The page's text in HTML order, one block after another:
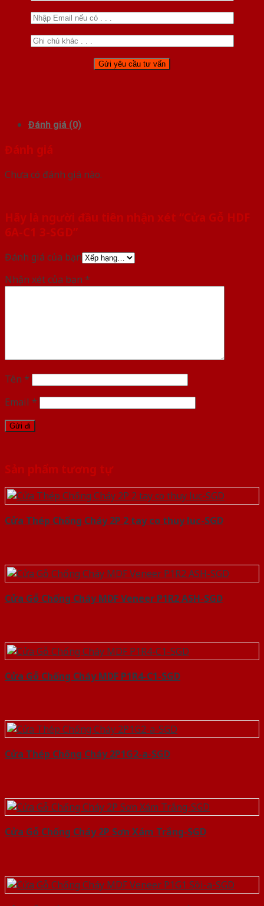
Đánh giá (0)
Đánh giá
Chưa có đánh giá nào.
Hãy là người đầu tiên nhận xét “Cửa Gỗ HDF
6A-C1 3-SGD”
Đánh giá của bạn
Nhận xét của bạn *
Tên *
Email *
Sản phẩm tương tự
Cửa Thép Chống Cháy 2P 2 tay co thuy luc-SGD
Cửa Gỗ Chống Cháy MDF Veneer P1R2 ASH-SGD
Cửa Gỗ Chống Cháy MDF P1R4-C1-SGD
Cửa Thép Chống Cháy 2P1G2-a-SGD
Cửa Gỗ Chống Cháy 2P Sơn Xám Trắng-SGD